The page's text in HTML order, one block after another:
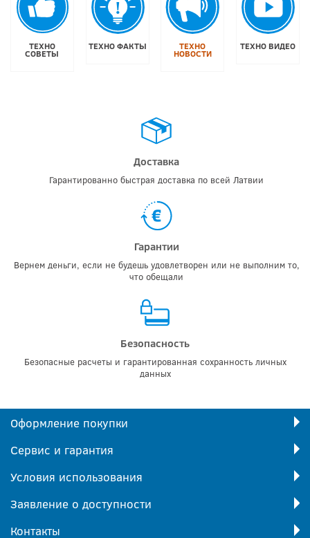
ТЕХНО
СОВЕТЫ
ТЕХНО ФАКТЫ ТЕХНО
НОВОСТИ
ТЕХНО ВИДЕО
Доставка
Гарантированно быстрая доставка по всей Латвии
Гарантии
Вернем деньги, если не будешь удовлетворен или не выполним то,
что обещали
Безопасность
Безопасные расчеты и гарантированная сохранность личных
данных
Оформление покупки
Сервис и гарантия
Условия использования
Заявление о доступности
Контакты